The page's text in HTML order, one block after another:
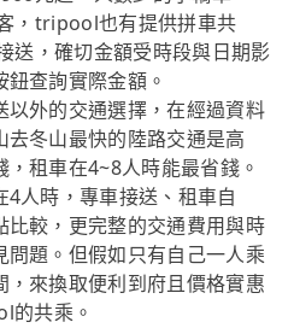
，tripool也有提供拼車共
送，確切金額受時段與日期影
查詢實際金額。
外的交通選擇，在經過資料
冬山最快的陸路交通是高
租車在4~8人時能最省錢。
人時，專車接送、租車自
比較，更完整的交通費用與時
問題。但假如只有自己一人乘
來換取便利到府且價格實惠
的共乘。